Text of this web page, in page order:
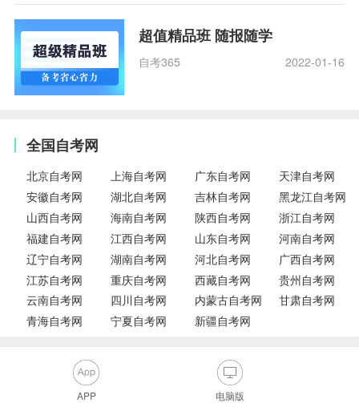
超值精品班 随报随学
自考365 2022-01-16
全国自考网
北京自考网 上海自考网 广东自考网
天津自考网
安徽自考网
湖北自考网 吉林自考网
黑龙江自考网
山西自考网
海南自考网 陕西自考网
浙江自考网
福建自考网
江西自考网 山东自考网
河南自考网
辽宁自考网
湖南自考网 河北自考网
广西自考网
江苏自考网
重庆自考网 西藏自考网
贵州自考网
云南自考网
四川自考网 内蒙古自考网
甘肃自考网
青海自考网
宁夏自考网 新疆自考网
APP 电脑版